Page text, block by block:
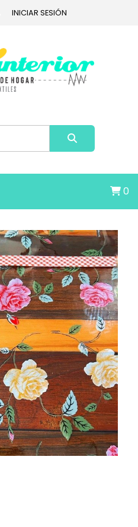
INICIAR SESIÓN
0